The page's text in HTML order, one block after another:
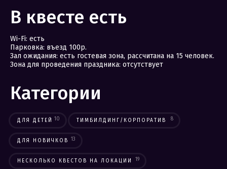
В квесте есть
Wi-Fi: есть
Парковка: въезд 100р.
Зал ожидания: есть гостевая зона, рассчитана на 15 человек.
Зона для проведения праздника: отсутствует
Категории
ДЛЯ ДЕТЕЙ 10 ТИМБИЛДИНГ/КОРПОРАТИВ 8
ДЛЯ НОВИЧКОВ 13
НЕСКОЛЬКО КВЕСТОВ НА ЛОКАЦИИ 19